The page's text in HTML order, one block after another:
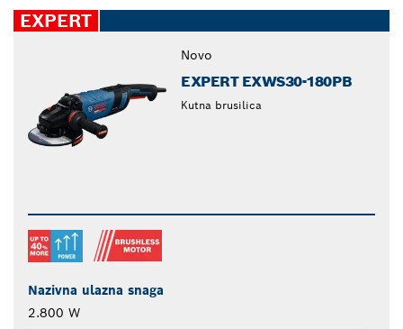
EXPERT
Novo
EXPERT EXWS30-180PB
Kutna brusilica
Nazivna ulazna snaga
2.800 W